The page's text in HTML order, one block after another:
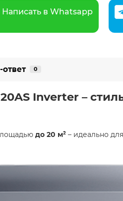
Написать в Whatsapp
0
Inverter –
до 20 м² – идеально